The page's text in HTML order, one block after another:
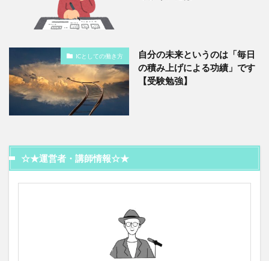
ICとしての働き方
自分の未来というのは「毎日
の積み上げによる功績」です
【受験勉強】
☆★運営者・講師情報☆★